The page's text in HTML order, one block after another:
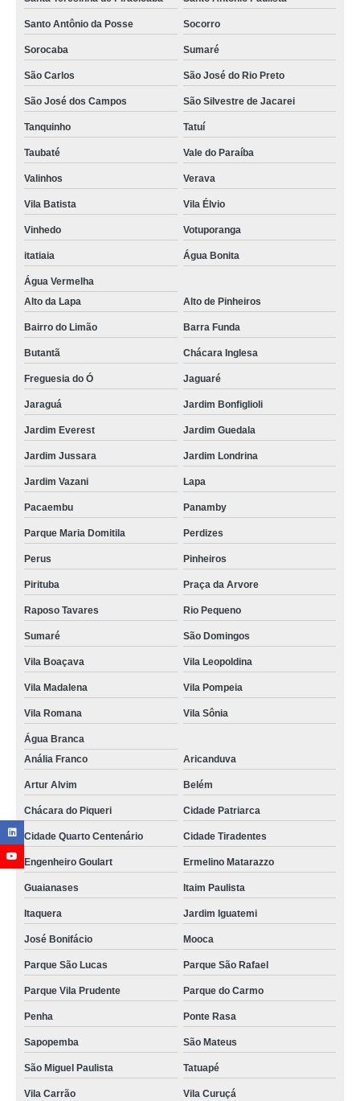
filtros hidráulicos industriais Biritiba Mirim
procuro por filtro hidráulico de sucção Belo Horizonte
procuro por filtro hidráulico parker Varginha
onde encontro filtro hidráulico de sucção Patos de Minas
Santo Antônio da Posse Socorro
Sorocaba Sumaré
São Carlos São José do Rio Preto
São José dos Campos São Silvestre de Jacarei
Tanquinho Tatuí
Taubaté Vale do Paraíba
Valinhos Verava
Vila Batista Vila Élvio
Vinhedo Votuporanga
itatiaia Água Bonita
Água Vermelha
Alto da Lapa
Alto de Pinheiros
Bairro do Limão Barra Funda
Butantã Chácara Inglesa
Freguesia do Ó Jaguaré
Jaraguá Jardim Bonfiglioli
Jardim Everest Jardim Guedala
Jardim Jussara Jardim Londrina
Jardim Vazani Lapa
Pacaembu Panamby
Parque Maria Domitila Perdizes
Perus Pinheiros
Pirituba Praça da Arvore
Raposo Tavares Rio Pequeno
Sumaré São Domingos
Vila Boaçava Vila Leopoldina
Vila Madalena Vila Pompeia
Vila Romana Vila Sônia
Água Branca
Anália Franco
Aricanduva
Artur Alvim Belém
Chácara do Piqueri Cidade Patriarca
Cidade Quarto Centenário Cidade Tiradentes
Engenheiro Goulart Ermelino Matarazzo
Guaianases Itaim Paulista
Itaquera Jardim Iguatemi
José Bonifácio Mooca
Parque São Lucas Parque São Rafael
Parque Vila Prudente Parque do Carmo
Penha Ponte Rasa
Sapopemba São Mateus
São Miguel Paulista Tatuapé
Vila Carrão Vila Curuçá